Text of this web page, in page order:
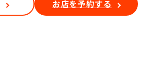
お店を予約する